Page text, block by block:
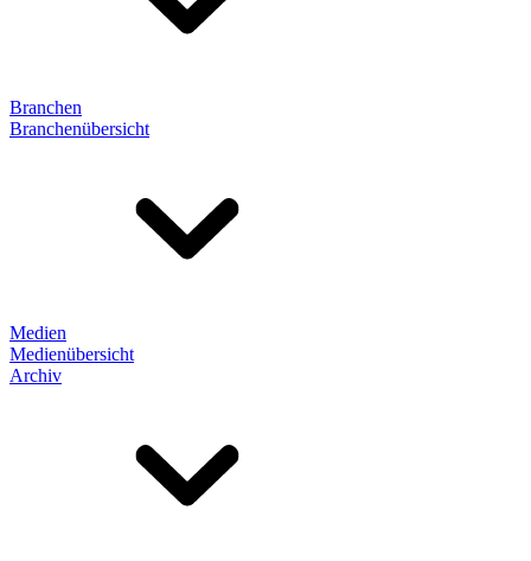
Branchen
Branchenübersicht
Medien
Medienübersicht
Archiv